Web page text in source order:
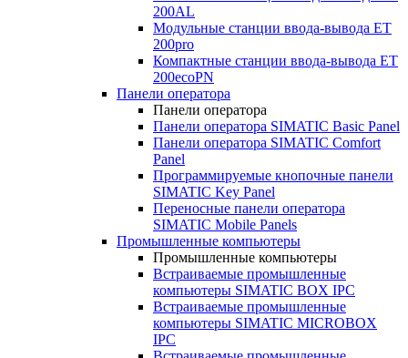
200AL
Модульные станции ввода-вывода ET
200pro
Компактные станции ввода-вывода ET
200ecoPN
Панели оператора
Панели оператора
Панели оператора SIMATIC Basic Panel
Панели оператора SIMATIC Comfort
Panel
Программируемые кнопочные панели
SIMATIC Key Panel
Переносные панели оператора
SIMATIC Mobile Panels
Промышленные компьютеры
Промышленные компьютеры
Встраиваемые промышленные
компьютеры SIMATIC BOX IPC
Встраиваемые промышленные
компьютеры SIMATIC MICROBOX
IPC